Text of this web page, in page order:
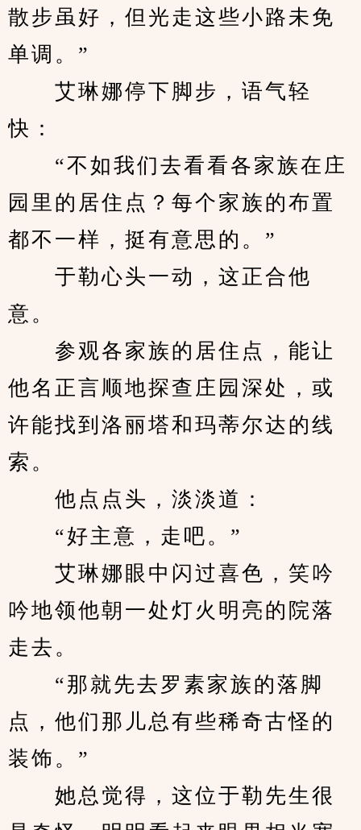
散步虽好，但光走这些小路未免
单调。”
艾琳娜停下脚步，语气轻
快：
“不如我们去看看各家族在庄
园里的居住点？每个家族的布置
都不一样，挺有意思的。”
于勒心头一动，这正合他
意。
参观各家族的居住点，能让
他名正言顺地探查庄园深处，或
许能找到洛丽塔和玛蒂尔达的线
索。
他点点头，淡淡道：
“好主意，走吧。”
艾琳娜眼中闪过喜色，笑吟
吟地领他朝一处灯火明亮的院落
走去。
“那就先去罗素家族的落脚
点，他们那儿总有些稀奇古怪的
装饰。”
她总觉得，这位于勒先生很